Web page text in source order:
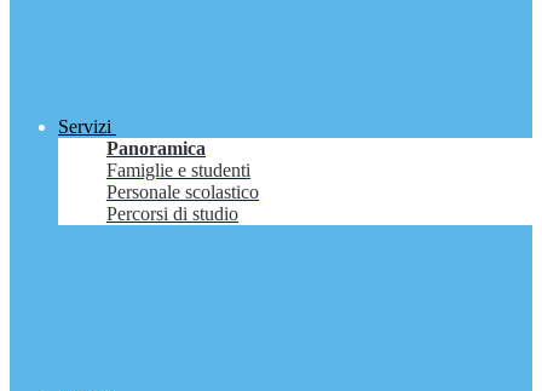
Servizi
Panoramica
Famiglie e studenti
Personale scolastico
Percorsi di studio